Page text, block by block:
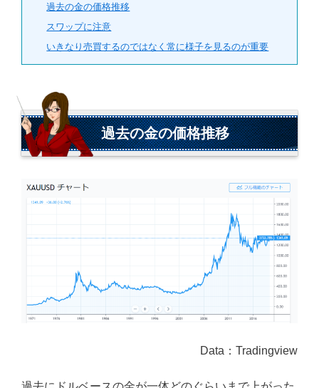
過去の金の価格推移
スワップに注意
いきなり売買するのではなく常に様子を見るのが重要
過去の金の価格推移
Data：Tradingview